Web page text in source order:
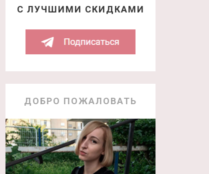
С ЛУЧШИМИ СКИДКАМИ
ДОБРО ПОЖАЛОВАТЬ